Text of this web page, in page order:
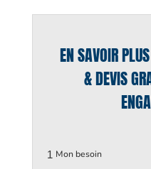
EN SAVOIR
& DEVIS
1 Mon besoin